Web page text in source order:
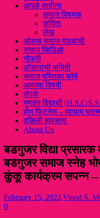
आपले साहीत्य
समाज विषयक
कविता
लेख
ओळख समाज मंडळांची
समाज व्हिडिओ
नौकरी
डॉक्टरांची माहिती
समाज पुस्तिका फॉर्म
आमच्या विषयी
संपर्क
गुणवंत विद्यार्थी (H.S.C/
होम फिटनेस – व्यायाम
वकिली व्यवसाय
About Us
बडगुजर विद्या
बडगुजर समाज स्नेह
कुंकू कार्यक्रम सपन्न
February 15, 2023 Vinod S.
0